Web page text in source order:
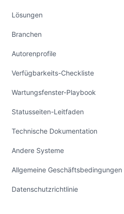
Lösungen
Branchen
Autorenprofile
Verfügbarkeits-Checkliste
Wartungsfenster-Playbook
Statusseiten-Leitfaden
Technische Dokumentation
Andere Systeme
Allgemeine Geschäftsbedingungen
Datenschutzrichtlinie